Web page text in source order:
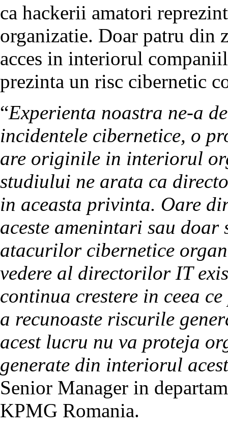
ca hackerii amatori
organizatie. Doar patru din
acces in interiorul
prezinta un risc cibernetic
“Experienta noastra ne-a
incidentele cibernetice, o
are originile in interiorul
studiului ne arata ca
in aceasta privinta. Oare
aceste amenintari sau
atacurilor cibernetice
vedere al directorilor IT
continua crestere in ceea
a recunoaste riscurile
acest lucru nu va proteja
generate din interiorul
Senior Manager in
KPMG Romania.